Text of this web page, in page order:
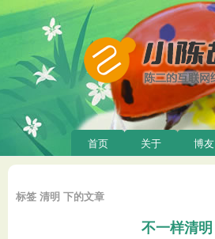
首页 关于 博友
标签 清明 下的文章
不一样清明